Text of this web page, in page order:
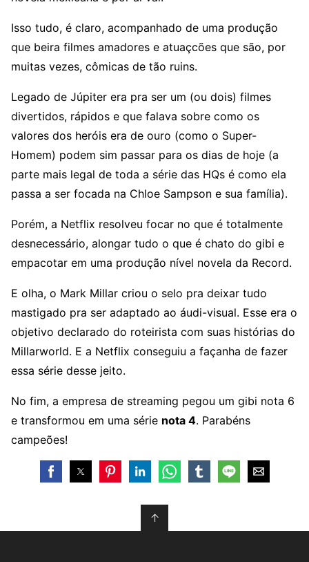
Isso tudo, é claro, acompanhado de uma produção
que beira filmes amadores e atuaçcões que são, por
muitas vezes, cômicas de tão ruins.
Legado de Júpiter era pra ser um (ou dois) filmes
divertidos, rápidos e que falava sobre como os
valores dos heróis era de ouro (como o Super-
Homem) podem sim passar para os dias de hoje (a
parte mais legal de toda a série das HQs é como ela
passa a ser focada na Chloe Sampson e sua família).
Porém, a Netflix resolveu focar no que é totalmente
desnecessário, alongar tudo o que é chato do gibi e
empacotar em uma produção nível novela da Record.
E olha, o Mark Millar criou o selo pra deixar tudo
mastigado pra ser adaptado ao áudi-visual. Esse era o
objetivo declarado do roteirista com suas histórias do
Millarworld. E a Netflix conseguiu a façanha de fazer
essa série desse jeito.
No fim, a empresa de streaming pegou um gibi nota 6
e transformou em uma série nota 4. Parabéns
campeões!
↑